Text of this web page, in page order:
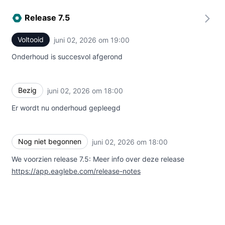
Release 7.5
Voltooid juni 02, 2026 om 19:00
Onderhoud is succesvol afgerond
Bezig juni 02, 2026 om 18:00
Er wordt nu onderhoud gepleegd
Nog niet begonnen juni 02, 2026 om 18:00
We voorzien release 7.5: Meer info over deze release
https://app.eaglebe.com/release-notes